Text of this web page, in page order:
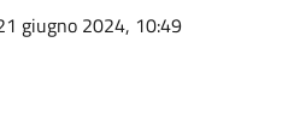
giugno 2024, 10:49